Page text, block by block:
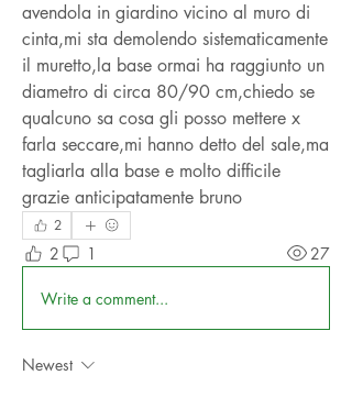
avendola in giardino vicino al muro di
cinta,mi sta demolendo sistematicamente
il muretto,la base ormai ha raggiunto un
diametro di circa 80/90 cm,chiedo se
qualcuno sa cosa gli posso mettere x
farla seccare,mi hanno detto del sale,ma
tagliarla alla base e molto difficile
grazie anticipatamente bruno
2
2 1 27
Write a comment...
Newest